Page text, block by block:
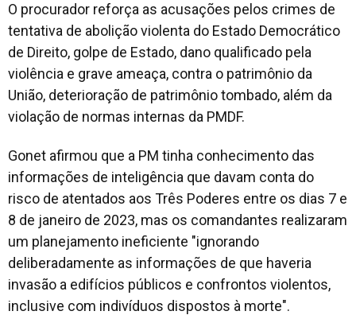
O procurador reforça as acusações pelos crimes de
tentativa de abolição violenta do Estado Democrático
de Direito, golpe de Estado, dano qualificado pela
violência e grave ameaça, contra o patrimônio da
União, deterioração de patrimônio tombado, além da
violação de normas internas da PMDF.
Gonet afirmou que a PM tinha conhecimento das
informações de inteligência que davam conta do
risco de atentados aos Três Poderes entre os dias 7 e
8 de janeiro de 2023, mas os comandantes realizaram
um planejamento ineficiente "ignorando
deliberadamente as informações de que haveria
invasão a edifícios públicos e confrontos violentos,
inclusive com indivíduos dispostos à morte".